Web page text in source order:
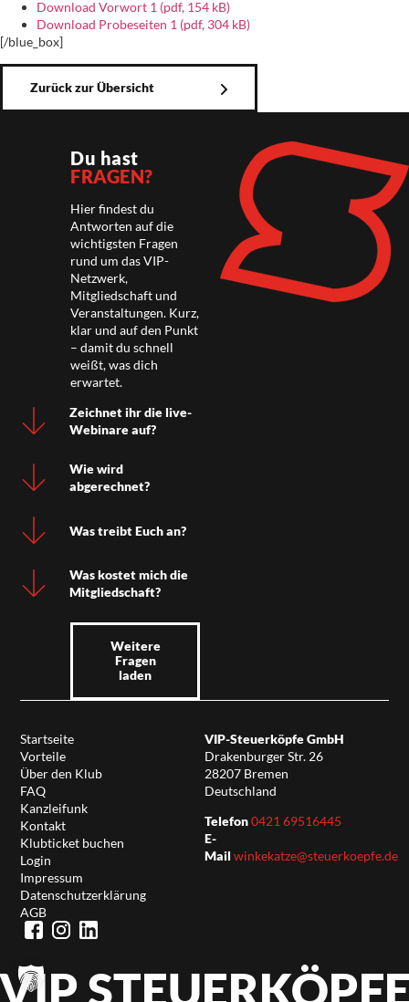
Download Vorwort 1 (pdf, 154 kB)
Download Probeseiten 1 (pdf, 304 kB)
[/blue_box]
Zurück zur Übersicht
Du hast
FRAGEN?
Hier findest du
Antworten auf die
wichtigsten Fragen
rund um das VIP-
Netzwerk,
Mitgliedschaft und
Veranstaltungen. Kurz,
klar und auf den Punkt
– damit du schnell
weißt, was dich
erwartet.
Zeichnet ihr die live-
Webinare auf?
Wie wird
abgerechnet?
Was treibt Euch an?
Was kostet mich die
Mitgliedschaft?
Weitere
Fragen
laden
Startseite
Vorteile
Über den Klub
FAQ
Kanzleifunk
Kontakt
Klubticket buchen
Login
Impressum
Datenschutzerklärung
AGB
VIP-Steuerköpfe GmbH
Drakenburger Str. 26
28207 Bremen
Deutschland
Telefon0421 69516445
E-
Mail winkekatze@steuerkoepfe.de